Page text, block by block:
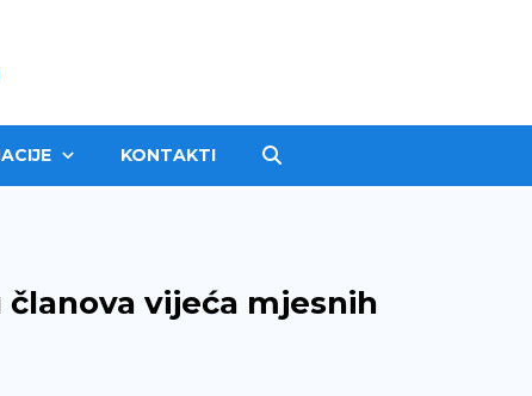
KONTAKTI
vijeća mjesnih